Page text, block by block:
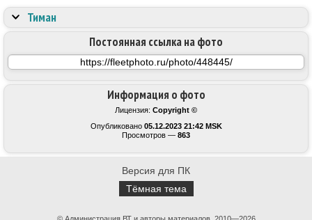
Информация о фото
Лицензия: Copyright ©
Опубликовано 05.12.2023 21:42 MSK
Просмотров — 863
Постоянная ссылка на фото
Тиман
Версия для ПК
Тёмная тема